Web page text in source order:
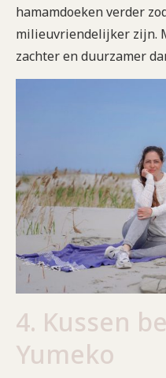
hamamdoeken verder
milieuvriendelijker zijn.
zachter en duurzamer
4. Kussen
Yumeko